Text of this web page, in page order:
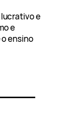
e
e
ensino